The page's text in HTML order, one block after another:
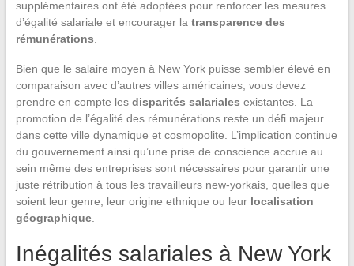
supplémentaires ont été adoptées pour renforcer les mesures
d’égalité salariale et encourager la transparence des
rémunérations
Bien que le salaire moyen à New York puisse sembler élevé en
comparaison avec d’autres villes américaines, vous devez
prendre en compte les disparités salariales existantes. La
promotion de l’égalité des rémunérations reste un défi majeur
dans cette ville dynamique et cosmopolite. L’implication continue
du gouvernement ainsi qu’une prise de conscience accrue au
sein même des entreprises sont nécessaires pour garantir une
juste rétribution à tous les travailleurs new-yorkais, quelles que
soient leur genre, leur origine ethnique ou leur localisation
géographique.
Inégalités salariales à New York